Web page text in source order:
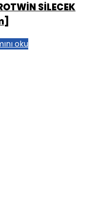
SİLECEK
oku